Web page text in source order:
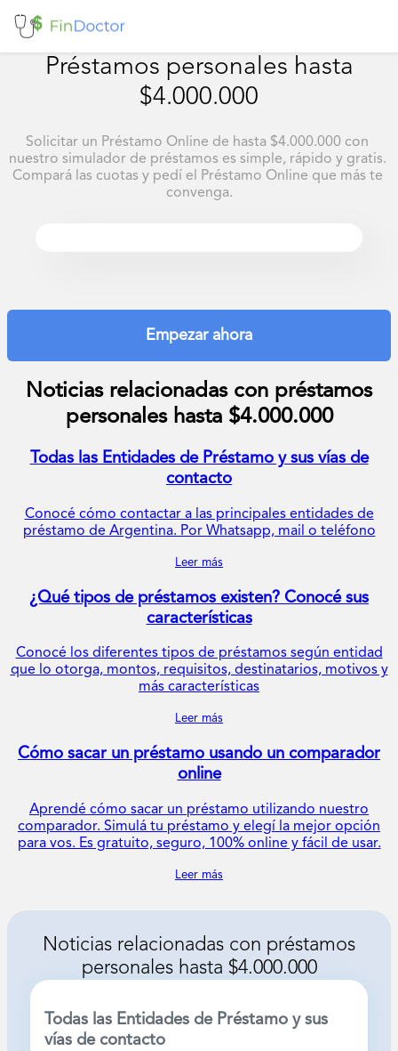
Préstamos personales hasta
$4.000.000
Solicitar un Préstamo Online de hasta $4.000.000 con
nuestro simulador de préstamos es simple, rápido y gratis.
Compará las cuotas y pedí el Préstamo Online que más te
convenga.
Empezar ahora
Noticias relacionadas con préstamos
personales hasta $4.000.000
Todas las Entidades de Préstamo y sus vías de
contacto
Conocé cómo contactar a las principales entidades de
préstamo de Argentina. Por Whatsapp, mail o teléfono
Leer más
¿Qué tipos de préstamos existen? Conocé sus
características
Conocé los diferentes tipos de préstamos según entidad
que lo otorga, montos, requisitos, destinatarios, motivos y
más características
Leer más
Cómo sacar un préstamo usando un comparador
online
Aprendé cómo sacar un préstamo utilizando nuestro
comparador. Simulá tu préstamo y elegí la mejor opción
para vos. Es gratuito, seguro, 100% online y fácil de usar.
Leer más
Noticias relacionadas con préstamos
personales hasta $4.000.000
Todas las Entidades de Préstamo y sus
vías de contacto